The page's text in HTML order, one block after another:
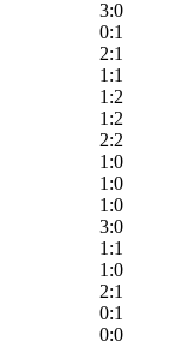
3:0
0:1
2:1
1:1
1:2
1:2
2:2
1:0
1:0
1:0
3:0
1:1
1:0
2:1
0:1
0:0